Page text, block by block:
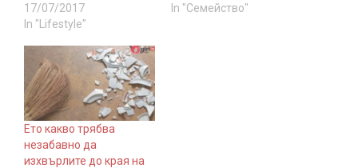
17/07/2017
In "Lifestyle"
In "Семейство"
Ето какво трябва
незабавно да
изхвърлите до края на